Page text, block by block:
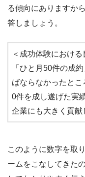
る傾向にありますか
答しましょう。
＜成功体験における
「ひと月50件の成
ばならなかったと
0件を成し遂げた実
企業にも大きく貢献
このように数字を取
ームをこなしてきた